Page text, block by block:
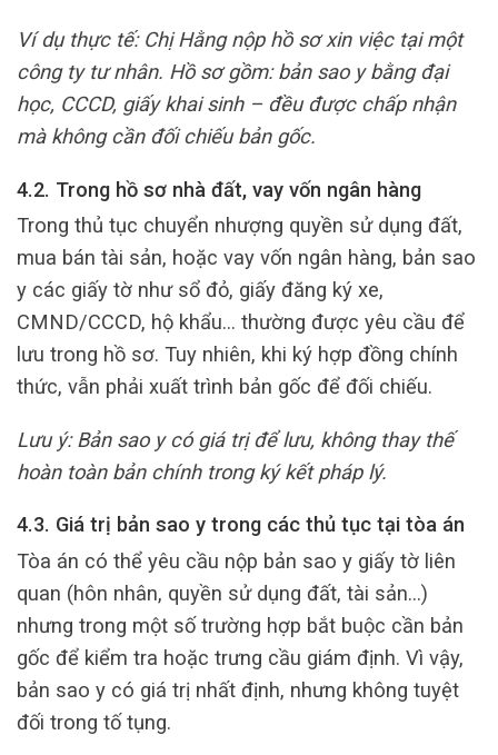
Ví dụ thực tế: Chị Hằng nộp hồ sơ xin việc tại một
công ty tư nhân. Hồ sơ gồm: bản sao y bằng đại
học, CCCD, giấy khai sinh – đều được chấp nhận
mà không cần đối chiếu bản gốc.
4.2. Trong hồ sơ nhà đất, vay vốn ngân hàng
Trong thủ tục chuyển nhượng quyền sử dụng đất,
mua bán tài sản, hoặc vay vốn ngân hàng, bản sao
y các giấy tờ như sổ đỏ, giấy đăng ký xe,
CMND/CCCD, hộ khẩu… thường được yêu cầu để
lưu trong hồ sơ. Tuy nhiên, khi ký hợp đồng chính
thức, vẫn phải xuất trình bản gốc để đối chiếu.
Lưu ý: Bản sao y có giá trị để lưu, không thay thế
hoàn toàn bản chính trong ký kết pháp lý.
4.3. Giá trị bản sao y trong các thủ tục tại tòa án
Tòa án có thể yêu cầu nộp bản sao y giấy tờ liên
quan (hôn nhân, quyền sử dụng đất, tài sản…)
nhưng trong một số trường hợp bắt buộc cần bản
gốc để kiểm tra hoặc trưng cầu giám định. Vì vậy,
bản sao y có giá trị nhất định, nhưng không tuyệt
đối trong tố tụng.